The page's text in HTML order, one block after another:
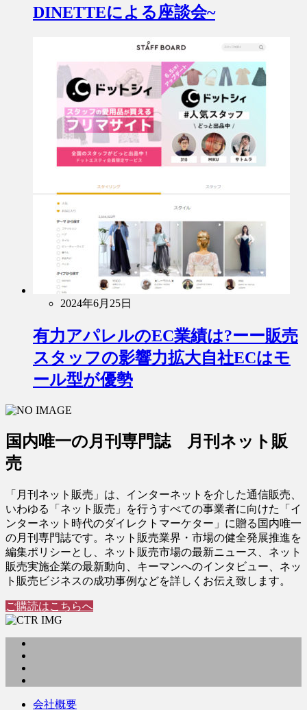
DINETTEによる座談会~
2024年6月25日
有力アパレルのEC業績は?ーー販売
スタッフの影響力拡大自社ECはモ
ール型が優勢
国内唯一の月刊専門誌 月刊ネット販
売
「月刊ネット販売」は、インターネットを介した通信販売、
いわゆる「ネット販売」を行うすべての事業者に向けた「イ
ンターネット時代のダイレクトマーケター」に贈る国内唯一
の月刊専門誌です。ネット販売業界・市場の健全発展推進を
編集ポリシーとし、ネット販売市場の最新ニュース、ネット
販売実施企業の最新動向、キーマンへのインタビュー、ネッ
ト販売ビジネスの成功事例などを詳しくお伝え致します。
ご購読はこちらへ
会社概要